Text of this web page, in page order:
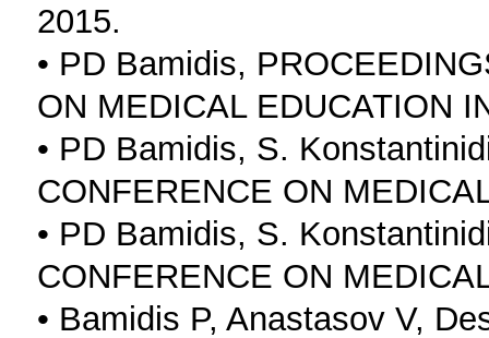
2015.
• PD Bamidis,
ON MEDICAL EDUCATION
• PD Bamidis, S.
CONFERENCE ON
• PD Bamidis, S.
CONFERENCE ON
• Bamidis P, Anastasov V,